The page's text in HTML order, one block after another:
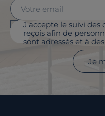
J'accepte le suivi des
reçois afin de
sont adressés et à
Je